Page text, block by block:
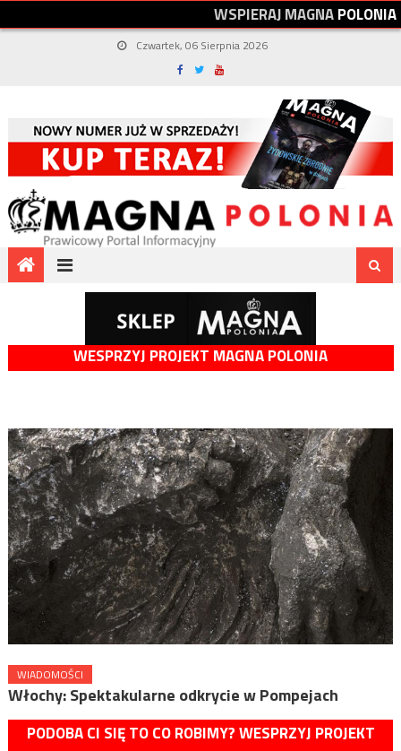
WSPIERAJMAGNAPOLONIA
Czwartek, 06 Sierpnia 2026
WESPRZYJ PROJEKT MAGNA POLONIA
WIADOMOŚCI
Włochy: Spektakularne odkrycie w Pompejach
PODOBA CI SIĘ TO CO ROBIMY? WESPRZYJ PROJEKT